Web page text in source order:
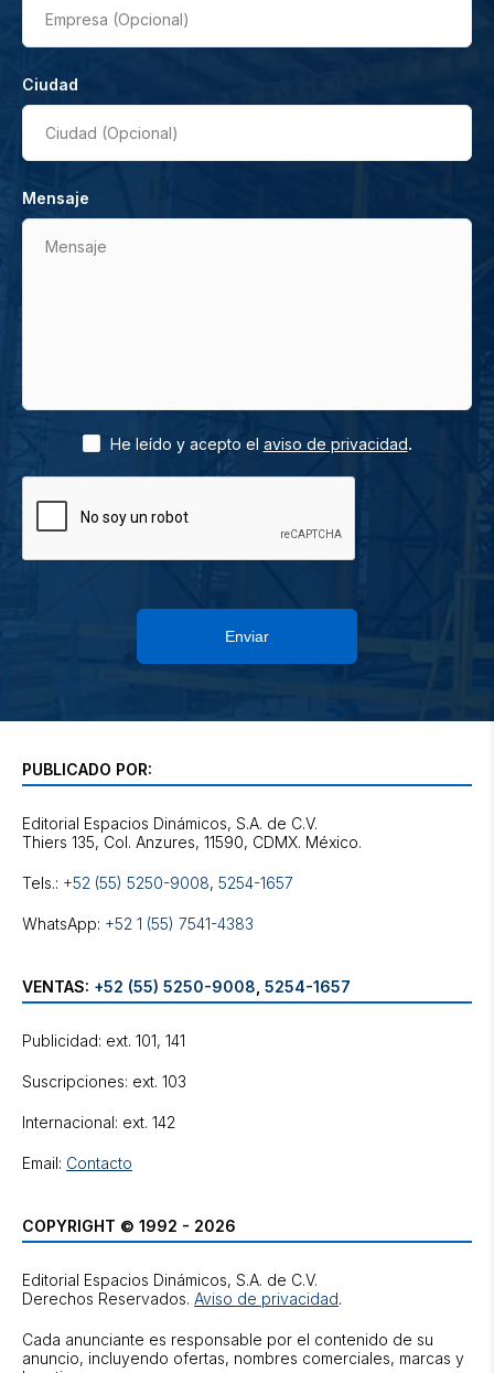
Empresa (Opcional)
Ciudad
Ciudad (Opcional)
Mensaje
Mensaje
He leído y acepto el aviso de privacidad.
Enviar
PUBLICADO POR:
Editorial Espacios Dinámicos, S.A. de C.V.
Tels.: +52 (55) 5250-9008, 5254-1657
WhatsApp: +52 1 (55) 7541-4383
VENTAS: +52 (55) 5250-9008 5254-1657
Publicidad: ext. 101, 141
Suscripciones: ext. 103
Internacional: ext. 142
Email: Contacto
COPYRIGHT © 1992 - 2026
Editorial Espacios Dinámicos, S.A. de C.V.
Derechos Reservados. Aviso de privacidad.
Cada anunciante es responsable por el contenido de su
anuncio, incluyendo ofertas, nombres comerciales, marcas y